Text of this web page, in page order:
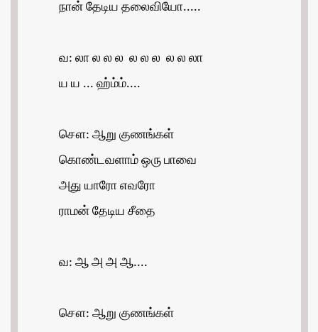
நான் தேடிய தலைவியோ.....
வ: லா ல ல ல ல ல ல ல ல லா
ய ய ... ஹ்ம்ம்....
சௌ: ஆறு குணங்கள்
கொண்டவளாம் ஒரு பாவை
அது யாரோ எவரோ
ராமன் தேடிய சீதை
வ: ஆ அ அ ஆ....
சௌ: ஆறு குணங்கள்